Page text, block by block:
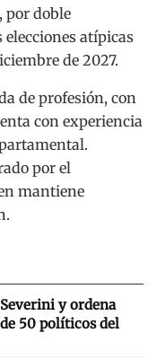
por doble
atípicas
de 2027.
de profesión, con
con experiencia
por el
mantiene
y ordena
50 políticos del